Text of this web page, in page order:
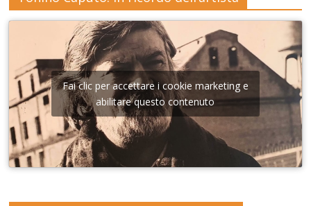
Fai clic per accettare i cookie marketing e
abilitare questo contenuto